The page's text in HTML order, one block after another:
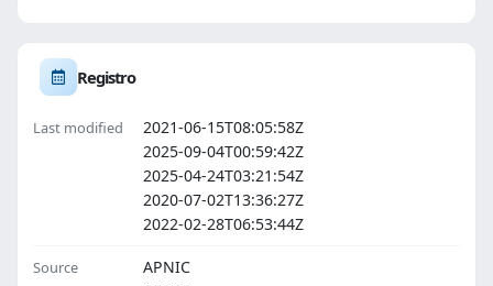
Registro
Last modified
2021-06-15T08:05:58Z
2025-09-04T00:59:42Z
2025-04-24T03:21:54Z
2020-07-02T13:36:27Z
2022-02-28T06:53:44Z
Source
APNIC